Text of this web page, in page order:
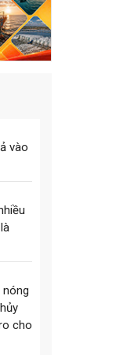
vào
cho